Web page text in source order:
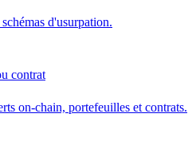
d'usurpation.
contrat
on-chain, portefeuilles et contrats.